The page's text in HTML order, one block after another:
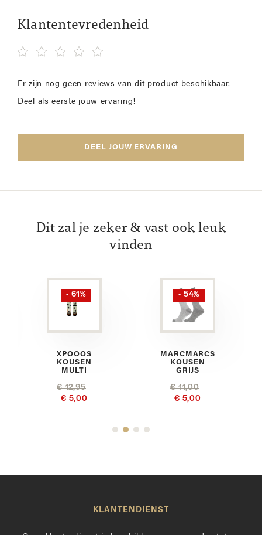
Klantentevredenheid
Er zijn nog geen reviews van dit product beschikbaar.
Deel als eerste jouw ervaring!
DEEL JOUW ERVARING
Dit zal je zeker & vast ook leuk
vinden
- 61%
XPOOOS
KOUSEN
MULTI
€ 12,95
€ 5,00
- 54%
MARCMARCS
KOUSEN
GRIJS
€ 11,00
€ 5,00
KLANTENDIENST